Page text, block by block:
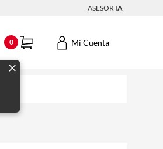
ASESOR IA
0 Mi Cuenta